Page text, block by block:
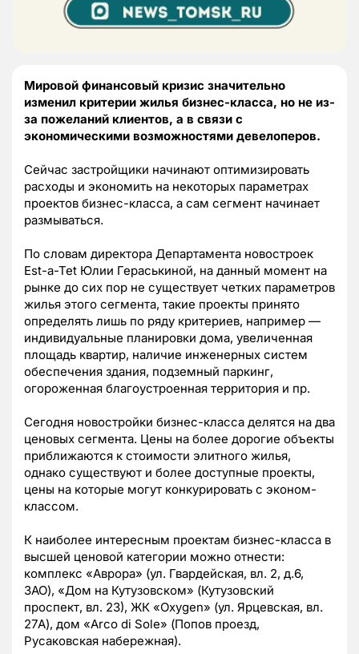
Мировой финансовый кризис значительно
изменил критерии жилья бизнес-класса, но не из-
за пожеланий клиентов, а в связи с
экономическими возможностями девелоперов.
Сейчас застройщики начинают оптимизировать
расходы и экономить на некоторых параметрах
проектов бизнес-класса, а сам сегмент начинает
размываться.
По словам директора Департамента новостроек
Est-a-Tet Юлии Гераськиной, на данный момент на
рынке до сих пор не существует четких параметров
жилья этого сегмента, такие проекты принято
определять лишь по ряду критериев, например —
индивидуальные планировки дома, увеличенная
площадь квартир, наличие инженерных систем
обеспечения здания, подземный паркинг,
огороженная благоустроенная территория и пр.
Сегодня новостройки бизнес-класса делятся на два
ценовых сегмента. Цены на более дорогие объекты
приближаются к стоимости элитного жилья,
однако существуют и более доступные проекты,
цены на которые могут конкурировать с эконом-
классом.
К наиболее интересным проектам бизнес-класса в
высшей ценовой категории можно отнести:
комплекс «Аврора» (ул. Гвардейская, вл. 2, д.6,
ЗАО), «Дом на Кутузовском» (Кутузовский
проспект, вл. 23), ЖК «Oxygen» (ул. Ярцевская, вл.
27А), дом «Arco di Sole» (Попов проезд,
Русаковская набережная).